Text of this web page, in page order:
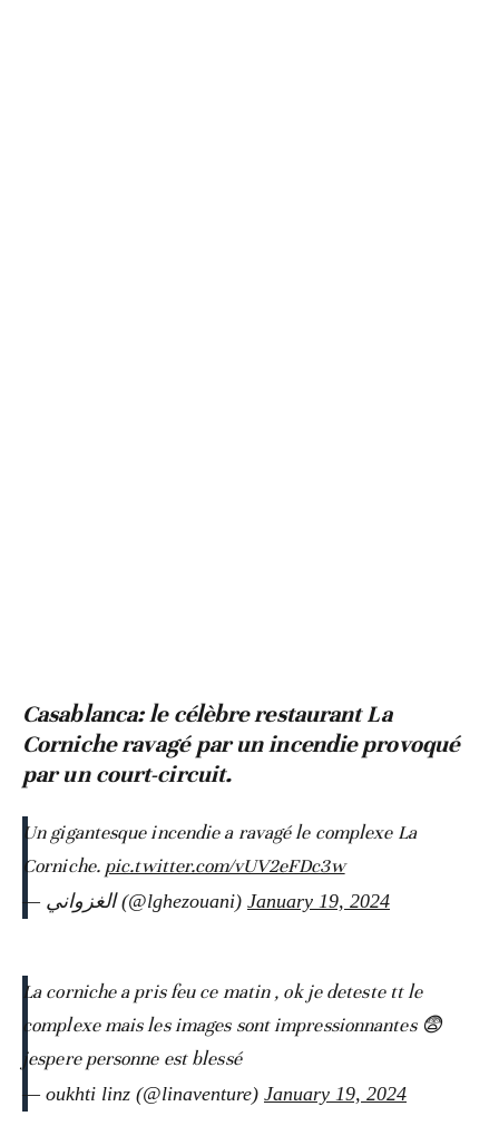
Casablanca: le célèbre restaurant La
Corniche ravagé par un incendie provoqué
par un court-circuit.
Un gigantesque incendie a ravagé le complexe La
Corniche. pic.twitter.com/vUV2eFDc3w
— الغزواني (@lghezouani) January 19, 2024
La corniche a pris feu ce matin , ok je deteste tt le
complexe mais les images sont impressionnantes 😨
jespere personne est blessé
— oukhti linz (@linaventure) January 19, 2024